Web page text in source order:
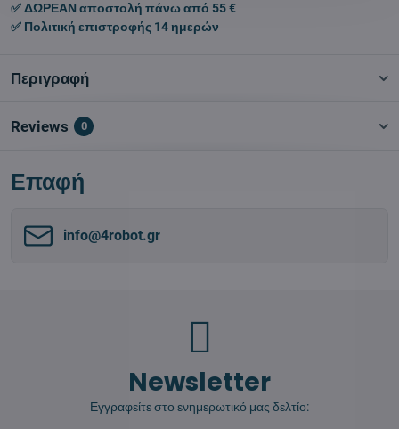
✅ ΔΩΡΕΑΝ αποστολή πάνω από 55 €
✅ Πολιτική επιστροφής 14 ημερών
Περιγραφή
Reviews 0
Επαφή
info​@4robot​.gr
Newsletter
Εγγραφείτε στο ενημερωτικό μας δελτίο: